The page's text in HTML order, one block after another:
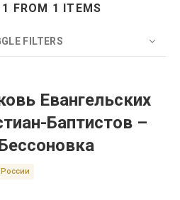
1 FROM 1 ITEMS
FILTERS
Евангельских
Баптистов –